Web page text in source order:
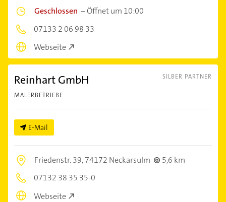
Geschlossen –Öffnet um 10:00
07133 2 06 98 33
Webseite
SILBER PARTNER
Reinhart GmbH
MALERBETRIEBE
E-Mail
Friedenstr. 39,74172 Neckarsulm
5,6 km
07132 38 35 35-0
Webseite